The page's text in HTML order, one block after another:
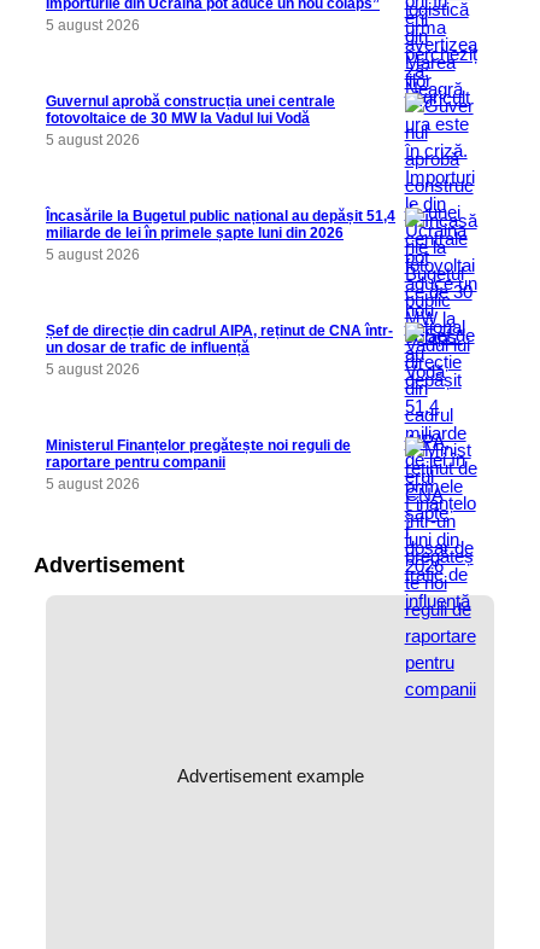
Importurile din Ucraina pot aduce un nou colaps”
5 august 2026
Guvernul aprobă construcția unei centrale
fotovoltaice de 30 MW la Vadul lui Vodă
5 august 2026
Încasările la Bugetul public național au depășit 51,4
miliarde de lei în primele șapte luni din 2026
5 august 2026
Șef de direcție din cadrul AIPA, reținut de CNA într-
un dosar de trafic de influență
5 august 2026
Ministerul Finanțelor pregătește noi reguli de
raportare pentru companii
5 august 2026
Advertisement
Advertisement example